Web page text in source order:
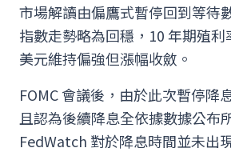
市場解讀由偏鷹式暫停回到等待
指數走勢略為回穩，10 年期殖利
美元維持偏強但漲幅收斂。
FOMC 會議後，由於此次暫停降
且認為後續降息全依據數據公布
FedWatch 對於降息時間並未出